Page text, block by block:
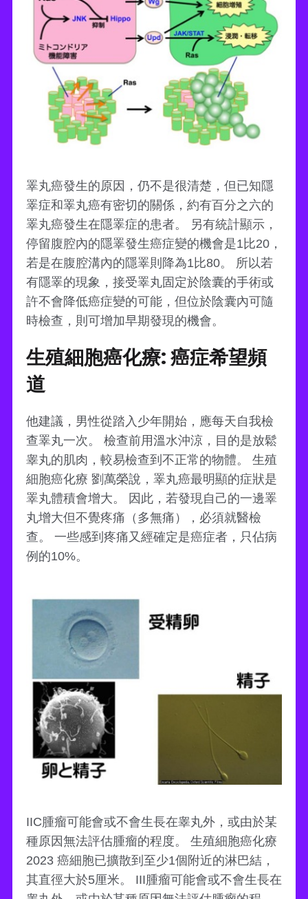
睪丸癌發生的原因，仍不是很清楚，但已知隱
睪症和睪丸癌有密切的關係，約有百分之六的
睪丸癌發生在隱睪症的患者。 另有統計顯示，
停留腹腔內的隱睪發生癌症變的機會是1比20，
若是在腹腔溝內的隱睪則降為1比80。 所以若
有隱睪的現象，接受睪丸固定於陰囊的手術或
許不會降低癌症變的可能，但位於陰囊內可隨
時檢查，則可增加早期發現的機會。
生殖細胞癌化療: 癌症希望頻
道
他建議，男性從踏入少年開始，應每天自我檢
查睪丸一次。 檢查前用溫水沖涼，目的是放鬆
睾丸的肌肉，較易檢查到不正常的物體。 生殖
細胞癌化療 劉萬榮說，睪丸癌最明顯的症狀是
睪丸體積會增大。 因此，若發現自己的一邊睪
丸增大但不覺疼痛（多無痛），必須就醫檢
查。 一些感到疼痛又經確定是癌症者，只佔病
例的10%。
IIC腫瘤可能會或不會生長在睾丸外，或由於某
種原因無法評估腫瘤的程度。 生殖細胞癌化療
2023 癌細胞已擴散到至少1個附近的淋巴結，
其直徑大於5厘米。 III腫瘤可能會或不會生長在